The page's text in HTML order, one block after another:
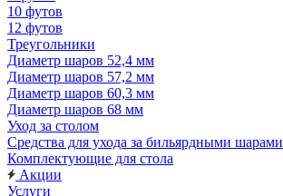
10 футов
12 футов
Треугольники
Диаметр шаров 52,4 мм
Диаметр шаров 57,2 мм
Диаметр шаров 60,3 мм
Диаметр шаров 68 мм
Уход за столом
Средства для ухода за бильярдными шарами
Комплектующие для стола
Акции
Услуги